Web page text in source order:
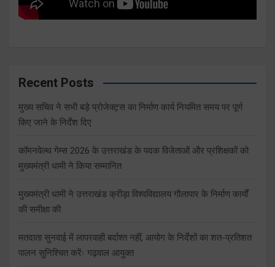
Recent Posts
मुख्य सचिव ने सभी बड़े प्रोजेक्ट्स का निर्माण कार्य नियमित समय पर पूर्ण
किए जाने के निर्देश दिए
कॉमनवेल्थ गेम्स 2026 के उत्तराखंड के पदक विजेताओं और प्रशिक्षकों को
मुख्यमंत्री धामी ने किया सम्मानित
मुख्यमंत्री धामी ने उत्तराखंड क्रीड़ा विश्वविद्यालय गौलापार के निर्माण कार्यों
की समीक्षा की
मतदाता सुनवाई में लापरवाही बर्दाश्त नहीं, आयोग के निर्देशों का शत-प्रतिशत
पालन सुनिश्चित करेंः गढ़वाल आयुक्त